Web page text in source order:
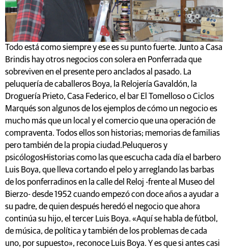
Todo está como siempre y ese es su punto fuerte. Junto a Casa
Brindis hay otros negocios con solera en Ponferrada que
sobreviven en el presente pero anclados al pasado. La
peluquería de caballeros Boya, la Relojería Gavaldón, la
Droguería Prieto, Casa Federico, el bar El Tomelloso o Ciclos
Marqués son algunos de los ejemplos de cómo un negocio es
mucho más que un local y el comercio que una operación de
compraventa. Todos ellos son historias; memorias de familias
pero también de la propia ciudad.Peluqueros y
psicólogosHistorias como las que escucha cada día el barbero
Luis Boya, que lleva cortando el pelo y arreglando las barbas
de los ponferradinos en la calle del Reloj -frente al Museo del
Bierzo- desde 1952 cuando empezó con doce años a ayudar a
su padre, de quien después heredó el negocio que ahora
continúa su hijo, el tercer Luis Boya. «Aquí se habla de fútbol,
de música, de política y también de los problemas de cada
uno, por supuesto», reconoce Luis Boya. Y es que si antes casi